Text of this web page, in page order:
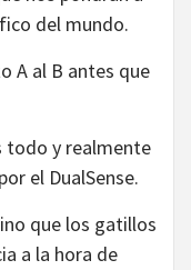
del mundo.
A al B antes que
todo y realmente
el DualSense.
que los gatillos
a la hora de